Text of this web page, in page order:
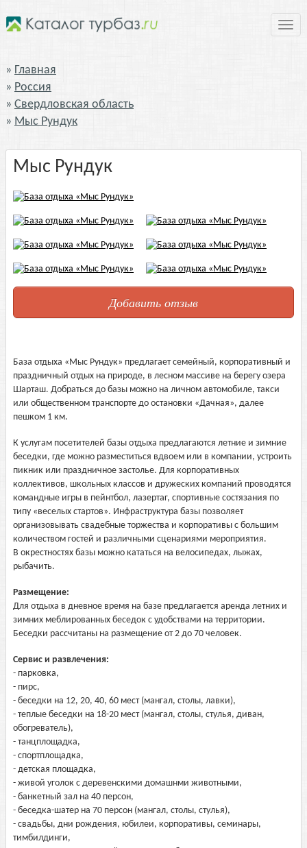
Главная
Россия
Свердловская область
Мыс Рундук
Мыс Рундук
Добавить отзыв
База отдыха «Мыс Рундук» предлагает семейный, корпоративный и
праздничный отдых на природе, в лесном массиве на берегу озера
Шарташ. Добраться до базы можно на личном автомобиле, такси
или общественном транспорте до остановки «Дачная», далее
пешком 1 км.
К услугам посетителей базы отдыха предлагаются летние и зимние
беседки, где можно разместиться вдвоем или в компании, устроить
пикник или праздничное застолье. Для корпоративных
коллективов, школьных классов и дружеских компаний проводятся
командные игры в пейнтбол, лазертаг, спортивные состязания по
типу «веселых стартов». Инфраструктура базы позволяет
организовывать свадебные торжества и корпоративы с большим
количеством гостей и различными сценариями мероприятия.
В окрестностях базы можно кататься на велосипедах, лыжах,
рыбачить.
Размещение:
Для отдыха в дневное время на базе предлагается аренда летних и
зимних меблированных беседок с удобствами на территории.
Беседки рассчитаны на размещение от 2 до 70 человек.
Сервис и развлечения:
- парковка,
- пирс,
- беседки на 12, 20, 40, 60 мест (мангал, столы, лавки),
- теплые беседки на 18-20 мест (мангал, столы, стулья, диван,
обогреватель),
- танцплощадка,
- спортплощадка,
- детская площадка,
- живой уголок с деревенскими домашнми животными,
- банкетный зал на 40 персон,
- беседка-шатер на 70 персон (мангал, столы, стулья),
- свадьбы, дни рождения, юбилеи, корпоративы, семинары,
тимбилдинги,